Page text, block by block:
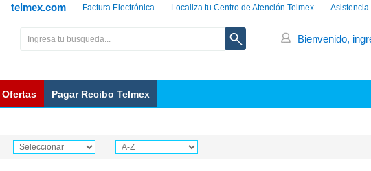
Asistencia
Localiza tu Centro de Atención Telmex
Factura Electrónica
telmex.com
Bienvenido,
Ofertas Pagar Recibo Telmex